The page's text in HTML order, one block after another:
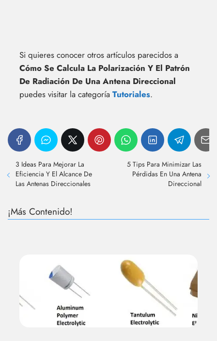
Si quieres conocer otros artículos parecidos a
Cómo Se Calcula La Polarización Y El Patrón
De Radiación De Una Antena Direccional
puedes visitar la categoría Tutoriales.
3 Ideas Para Mejorar La
Eficiencia Y El Alcance De
Las Antenas Direccionales
5 Tips Para Minimizar Las
Pérdidas En Una Antena
Direccional
¡Más Contenido!